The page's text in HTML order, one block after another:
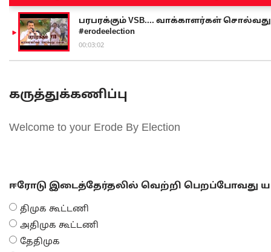
பரபரக்கும் VSB.... வாக்காளர்கள் சொல்வது
#erodeelection
00:03:02
கருத்துக்கணிப்பு
Welcome to your Erode By Election
ஈரோடு இடைத்தேர்தலில் வெற்றி பெறப்போவது
திமுக கூட்டணி
அதிமுக கூட்டணி
தேதிமுக